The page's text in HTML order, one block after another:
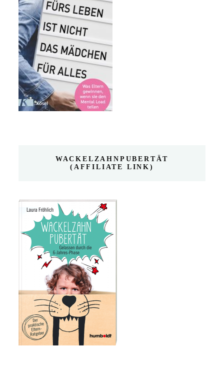
WACKELZAHNPUBERTÄT
(AFFILIATE LINK)